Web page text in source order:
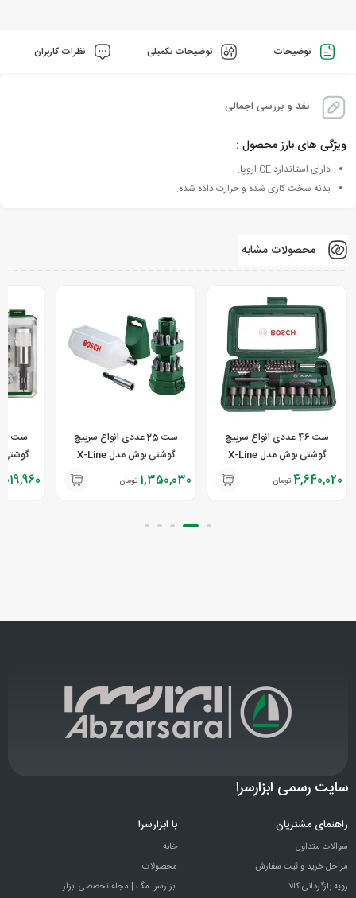
توضیحات توضیحات تکمیلی نظرات کاربران
نقد و بررسی اجمالی
ویژگی های بارز محصول :
دارای استاندارد CE اروپا.
بدنه سخت کاری شده و حرارت داده شده.
محصولات مشابه
ست 46 عددی انواع سرپیچ
گوشتی بوش مدل X-Line
4,640,020 تومان
ست 25 عددی انواع سرپیچ
گوشتی بوش مدل X-Line
1,350,030 تومان
سایت رسمی ابزارسرا
راهنمای مشتریان
سوالات متداول
مراحل خرید و ثبت سفارش
رویه بازگردانی کالا
با ابزارسرا
خانه
محصولات
ابزارسرا مگ | مجله تخصصی ابزار